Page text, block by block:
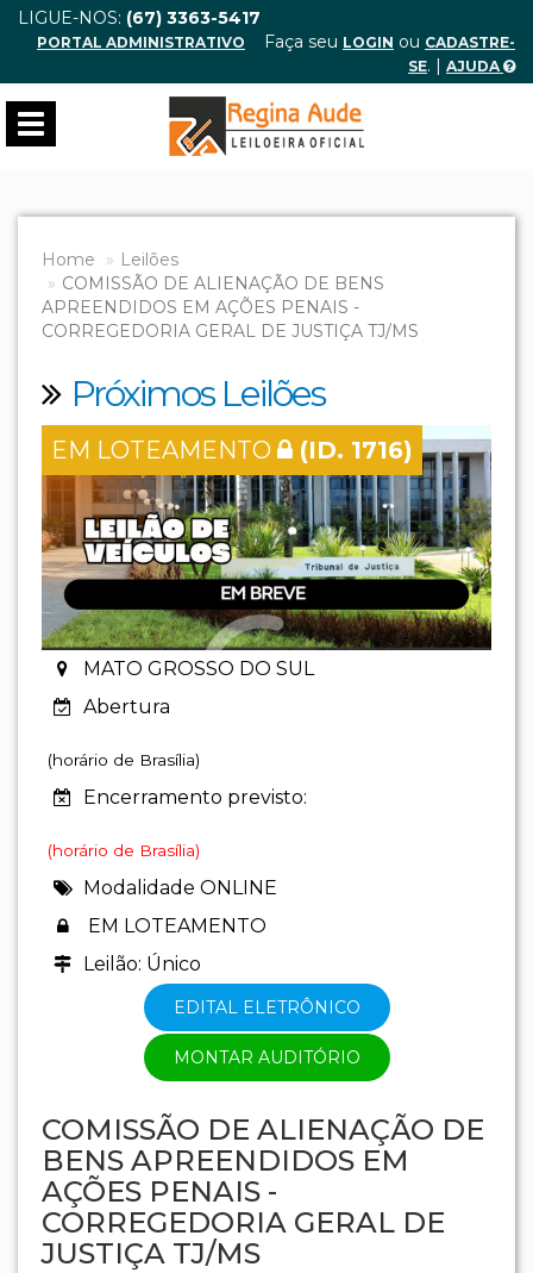
LIGUE-NOS: (67) 3363-5417
PORTAL ADMINISTRATIVO Faça seu LOGIN ou CADASTRE-
SE. | AJUDA
Toggle
navigation
Home
Leilões
COMISSÃO DE ALIENAÇÃO DE BENS
APREENDIDOS EM AÇÕES PENAIS -
CORREGEDORIA GERAL DE JUSTIÇA TJ/MS
Próximos Leilões
EM LOTEAMENTO (ID. 1716)
MATO GROSSO DO SUL
Abertura
(horário de Brasília)
Encerramento previsto:
(horário de Brasília)
Modalidade ONLINE
EM LOTEAMENTO
Leilão: Único
EDITAL ELETRÔNICO
MONTAR AUDITÓRIO
COMISSÃO DE ALIENAÇÃO DE
BENS APREENDIDOS EM
AÇÕES PENAIS -
CORREGEDORIA GERAL DE
JUSTIÇA TJ/MS